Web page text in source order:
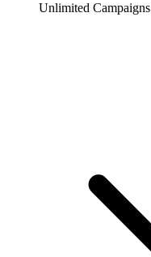
Unlimited Campaigns